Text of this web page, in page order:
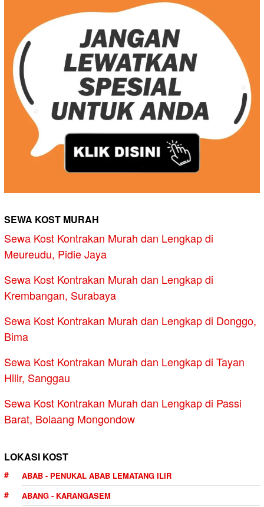
SEWA KOST MURAH
Sewa Kost Kontrakan Murah dan Lengkap di
Meureudu, Pidie Jaya
Sewa Kost Kontrakan Murah dan Lengkap di
Krembangan, Surabaya
Sewa Kost Kontrakan Murah dan Lengkap di Donggo,
Bima
Sewa Kost Kontrakan Murah dan Lengkap di Tayan
Hilir, Sanggau
Sewa Kost Kontrakan Murah dan Lengkap di Passi
Barat, Bolaang Mongondow
LOKASI KOST
ABAB - PENUKAL ABAB LEMATANG ILIR
ABANG - KARANGASEM